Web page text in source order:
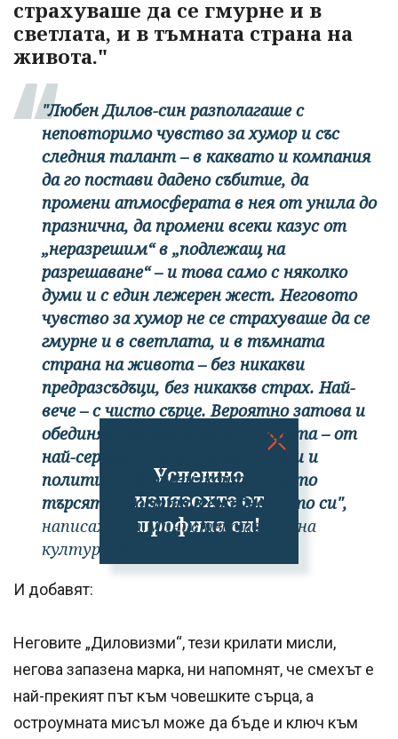
Успешно
излязохте от
профила си!
страхуваше да се гмурне и в
светлата, и в тъмната страна на
живота."
"Любен Дилов-син разполагаше с
неповторимо чувство за хумор и със
следния талант – в каквато и компания
да го постави дадено събитие, да
промени атмосферата в нея от унила до
празнична, да промени всеки казус от
„неразрешим“ в „подлежащ на
разрешаване“ – и това само с няколко
думи и с един лежерен жест. Неговото
чувство за хумор не се страхуваше да се
гмурне и в светлата, и в тъмната
страна на живота – без никакви
предразсъдъци, без никакъв страх. Най-
вече – с чисто сърце. Вероятно затова и
обединяваше около себе си хората – от
най-сериозните интелектуалци и
политици до онези, които просто
търсят радостта в ежедневието си",
написаха от Министерството на
културата.
И добавят:
Неговите „Диловизми“, тези крилати мисли,
негова запазена марка, ни напомнят, че смехът е
най-прекият път към човешките сърца, а
остроумната мисъл може да бъде и ключ към